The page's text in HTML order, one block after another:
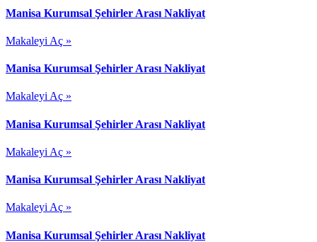
Manisa Kurumsal Şehirler Arası Nakliyat
Makaleyi Aç »
Manisa Kurumsal Şehirler Arası Nakliyat
Makaleyi Aç »
Manisa Kurumsal Şehirler Arası Nakliyat
Makaleyi Aç »
Manisa Kurumsal Şehirler Arası Nakliyat
Makaleyi Aç »
Manisa Kurumsal Şehirler Arası Nakliyat